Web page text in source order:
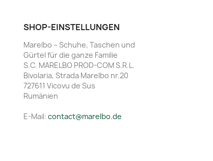
SHOP-EINSTELLUNGEN
Marelbo – Schuhe, Taschen und
Gürtel für die ganze Familie
S.C. MARELBO PROD-COM S.R.L.
Bivolaria, Strada Marelbo nr.20
727611 Vicovu de Sus
Rumänien
E-Mail: contact@marelbo.de